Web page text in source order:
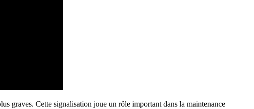
graves. Cette signalisation joue un rôle important dans la maintenance